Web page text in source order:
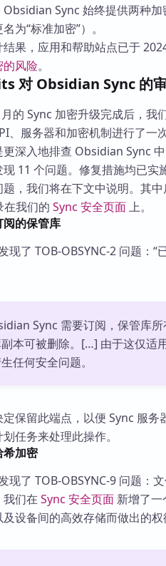
Obsidian Sync 始终提供两种
为“标准加密”）。
果，应用和帮助站点已于
风险。
对 Obsidian Sync 的
的 Sync 加密升级完成后，我
、服务器和加密机制进行了一
深入地排查 Obsidian Sync
现 11 个问题。修复措施均已
，我们将在下文中说明。其
在我们的 Sync 安全页面上。
的保管库
现了 TOB-OBSYNC-2 问题：
Sync 需要订阅，保管库
本可被删除。[…] 由于这仅适
任何安全问题。
定保留此端点，以便 Sync 服
任务来处理此操作。
希加密
现了 TOB-OBSYNC-9 问题：
们在 Sync 安全页面 新增了一
设备间的高效存储而做出的权